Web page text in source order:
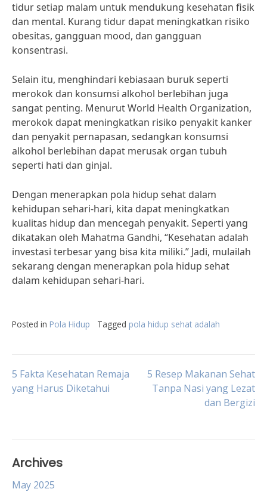
tidur setiap malam untuk mendukung kesehatan fisik
dan mental. Kurang tidur dapat meningkatkan risiko
obesitas, gangguan mood, dan gangguan
konsentrasi.
Selain itu, menghindari kebiasaan buruk seperti
merokok dan konsumsi alkohol berlebihan juga
sangat penting. Menurut World Health Organization,
merokok dapat meningkatkan risiko penyakit kanker
dan penyakit pernapasan, sedangkan konsumsi
alkohol berlebihan dapat merusak organ tubuh
seperti hati dan ginjal.
Dengan menerapkan pola hidup sehat dalam
kehidupan sehari-hari, kita dapat meningkatkan
kualitas hidup dan mencegah penyakit. Seperti yang
dikatakan oleh Mahatma Gandhi, “Kesehatan adalah
investasi terbesar yang bisa kita miliki.” Jadi, mulailah
sekarang dengan menerapkan pola hidup sehat
dalam kehidupan sehari-hari.
Posted in Pola Hidup Tagged pola hidup sehat adalah
Post
5 Fakta Kesehatan Remaja
yang Harus Diketahui
5 Resep Makanan Sehat
Tanpa Nasi yang Lezat
dan Bergizi
Archives
May 2025